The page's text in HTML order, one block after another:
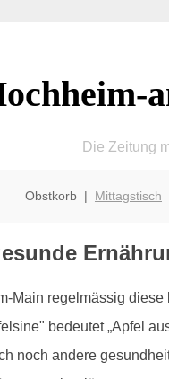
Die Zeitung
Obstkorb | Mittagstisch
Main regelmässig
bedeutet „Apfel
noch andere